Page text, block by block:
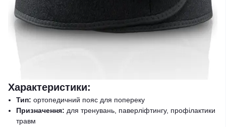
Характеристики:
Тип: ортопедичний пояс для попереку
Призначення: для тренувань, паверліфтингу, профілактики
травм